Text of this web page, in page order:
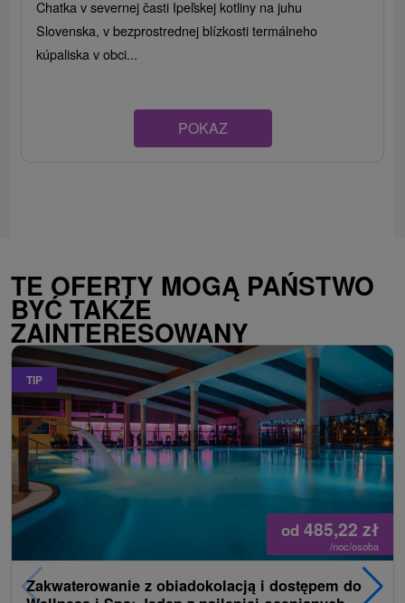
Chatka v severnej časti Ipeľskej kotliny na juhu
Slovenska, v bezprostrednej blízkosti termálneho
kúpaliska v obci...
POKAZ
TE OFERTY MOGĄ PAŃSTWO
BYĆ TAKŻE
ZAINTERESOWANY
TIP
od 485,22 zł
/noc/osoba
Zakwaterowanie z obiadokolacją i dostępem do